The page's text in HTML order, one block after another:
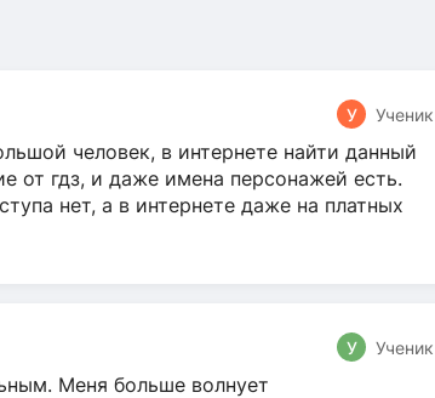
У Ученик
человек, в интернете найти данный
от гдз, и даже имена персонажей есть.
нет, а в интернете даже на платных
У Ученик
Меня больше волнует